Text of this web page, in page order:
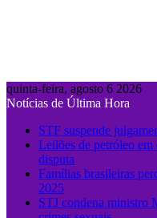
quinta-feira, agosto 6 2026
Notícias de Última Hora
STF suspende
Leilões de petróleo em
disputa
Famílias brasileiras
2025
STJ condena ministro